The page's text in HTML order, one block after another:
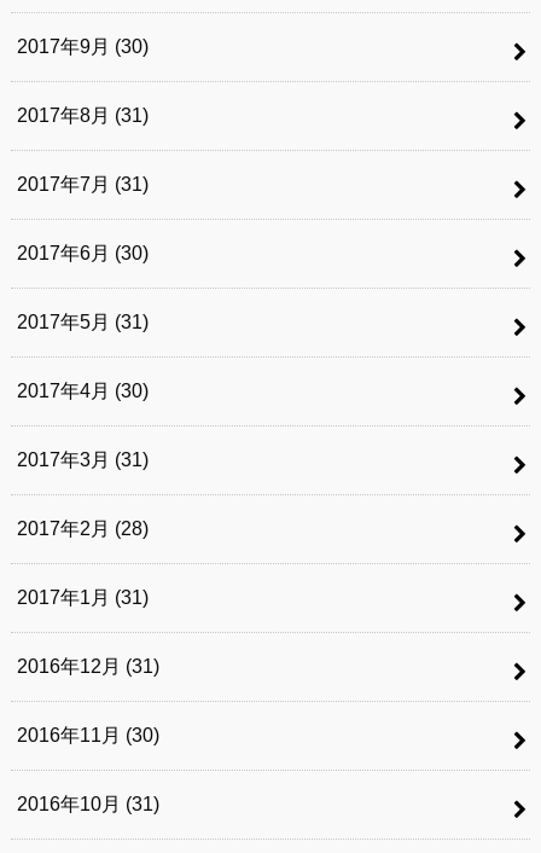
2017年9月 (30)
2017年8月 (31)
2017年7月 (31)
2017年6月 (30)
2017年5月 (31)
2017年4月 (30)
2017年3月 (31)
2017年2月 (28)
2017年1月 (31)
2016年12月 (31)
2016年11月 (30)
2016年10月 (31)